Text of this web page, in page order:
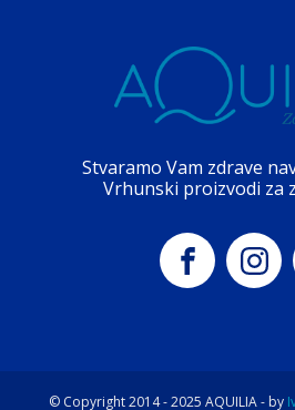
Stvaramo Vam zdrave
Vrhunski proizvodi za
© Copyright 2014 -2025 AQUILIA - by